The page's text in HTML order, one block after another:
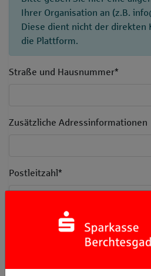
Ihrer Organisation an (z.B.
Diese dient nicht der direkten
die Plattform.
Straße und Hausnummer*
Zusätzliche Adressinformationen
Postleitzahl*